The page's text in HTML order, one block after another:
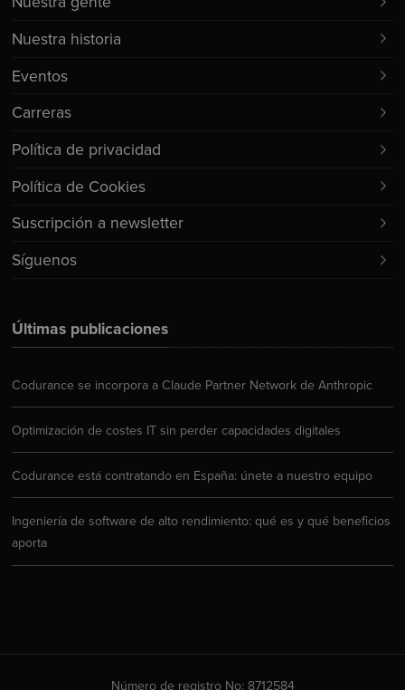
Últimas publicaciones
Codurance se incorpora a Claude Partner Network de Anthropic
Optimización de costes IT sin perder capacidades digitales
Codurance está contratando en España: únete a nuestro equipo
Ingeniería de software de alto rendimiento: qué es y qué beneficios
aporta
Nuestra historia
Eventos
Carreras
Política de privacidad
Política de Cookies
Suscripción a newsletter
Síguenos
Número de registro No: 8712584